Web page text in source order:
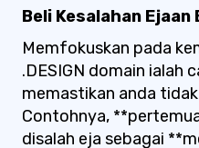
Beli Kesalahan Ejaan
Memfokuskan pada
.DESIGN domain ialah
memastikan anda
Contohnya,
disalah eja sebagai